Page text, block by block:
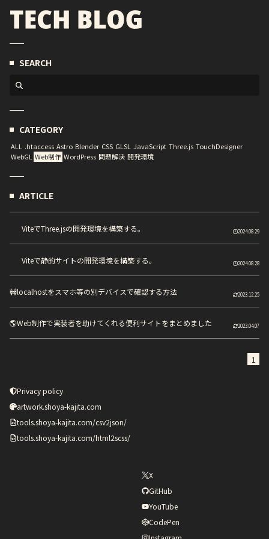
SEARCH
CATEGORY
ALL .htaccess Astro Blender CSS GLSL JavaScript Three.js TouchDesigner
WebGL Web制作 WordPress 問題解決 開発環境
ARTICLE
ViteでThree.jsの開発環境を構築する。 2024.08.29
Viteで静的サイトの開発環境を構築する。 2024.08.28
🚧localhostをスマホ等の別デバイスで確認する方法 2023.12.25
🌎Web制作で実装者を助けてくれる便利サイトをまとめました 2023.04.07
1
Privacy policy
artwork.shoya-kajita.com
tools.shoya-kajita.com/csv2json/
tools.shoya-kajita.com/html2scss/
X
GitHub
YouTube
CodePen